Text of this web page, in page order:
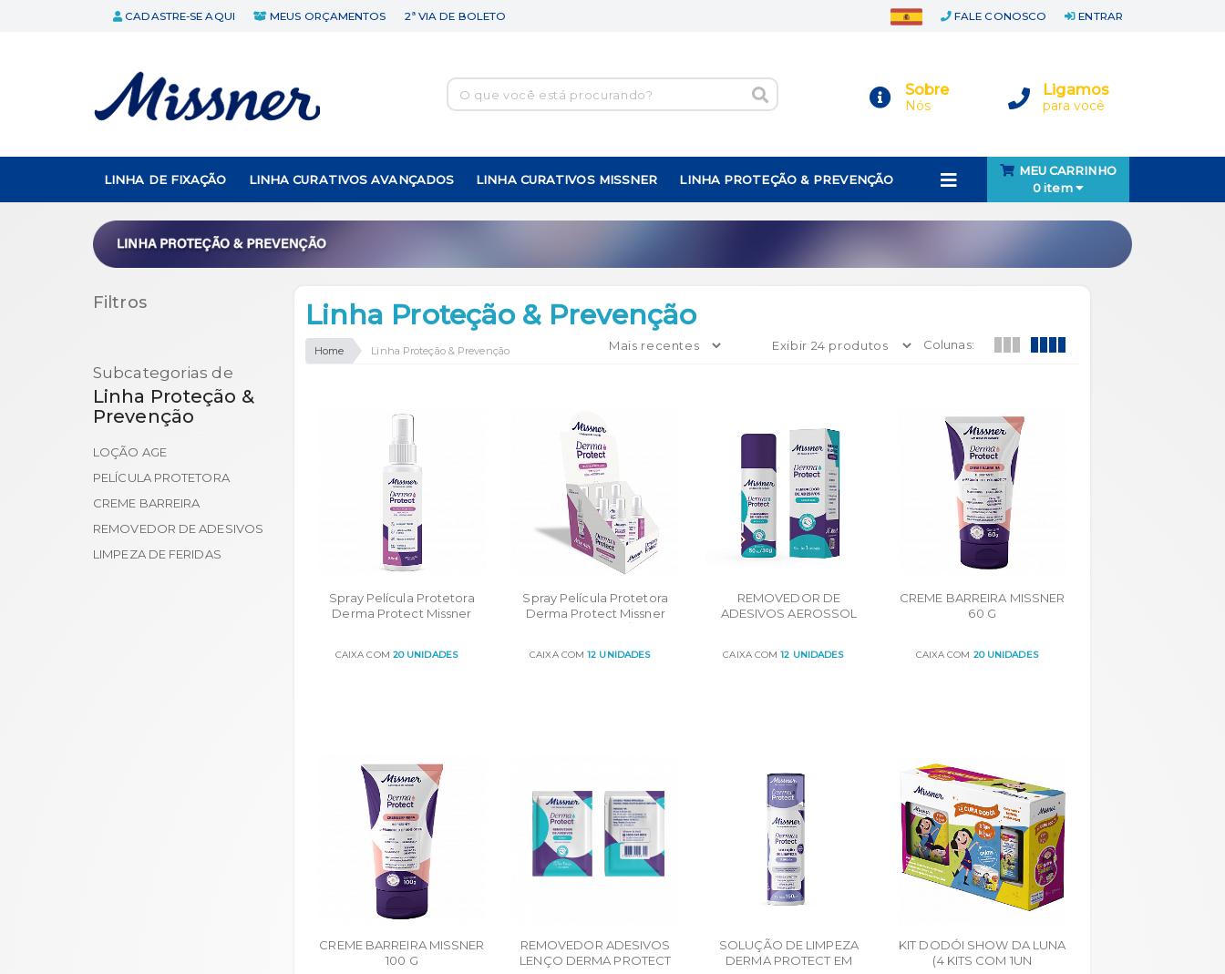
CADASTRE-SE AQUI MEUS ORÇAMENTOS 2ª VIA DE BOLETO FALE CONOSCO ENTRAR
Ligamos
para você
Sobre
Nós
LINHA DE FIXAÇÃO LINHA CURATIVOS AVANÇADOS LINHA CURATIVOS MISSNER LINHA PROTEÇÃO & PREVENÇÃO
MEU CARRINHO
0 item
Filtros
Subcategorias de
Linha Proteção &
Prevenção
LOÇÃO AGE
PELÍCULA PROTETORA
CREME BARREIRA
REMOVEDOR DE ADESIVOS
LIMPEZA DE FERIDAS
Linha Proteção & Prevenção
Home Linha Proteção & Prevenção Colunas:
Spray Película Protetora
Derma Protect Missner
CAIXA COM 20 UNIDADES
Spray Película Protetora
Derma Protect Missner
CAIXA COM 12 UNIDADES
REMOVEDOR DE
ADESIVOS AEROSSOL
CAIXA COM 12 UNIDADES
CREME BARREIRA MISSNER
60 G
CAIXA COM 20 UNIDADES
CREME BARREIRA MISSNER
100 G
REMOVEDOR ADESIVOS
LENÇO DERMA PROTECT
SOLUÇÃO DE LIMPEZA
DERMA PROTECT EM
KIT DODÓI SHOW DA LUNA
(4 KITS COM 1UN